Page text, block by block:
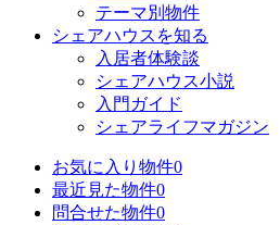
テーマ別物件
シェアハウスを知る
入居者体験談
シェアハウス小説
入門ガイド
シェアライフマガジン
お気に入り物件0
最近見た物件0
問合せた物件0